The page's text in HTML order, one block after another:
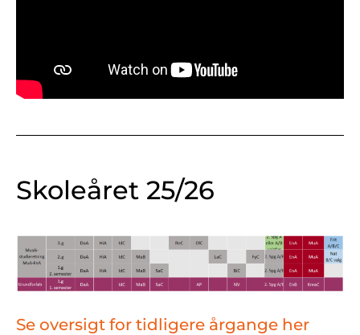
Skoleåret 25/26
Se oversigt for tidligere årgange her